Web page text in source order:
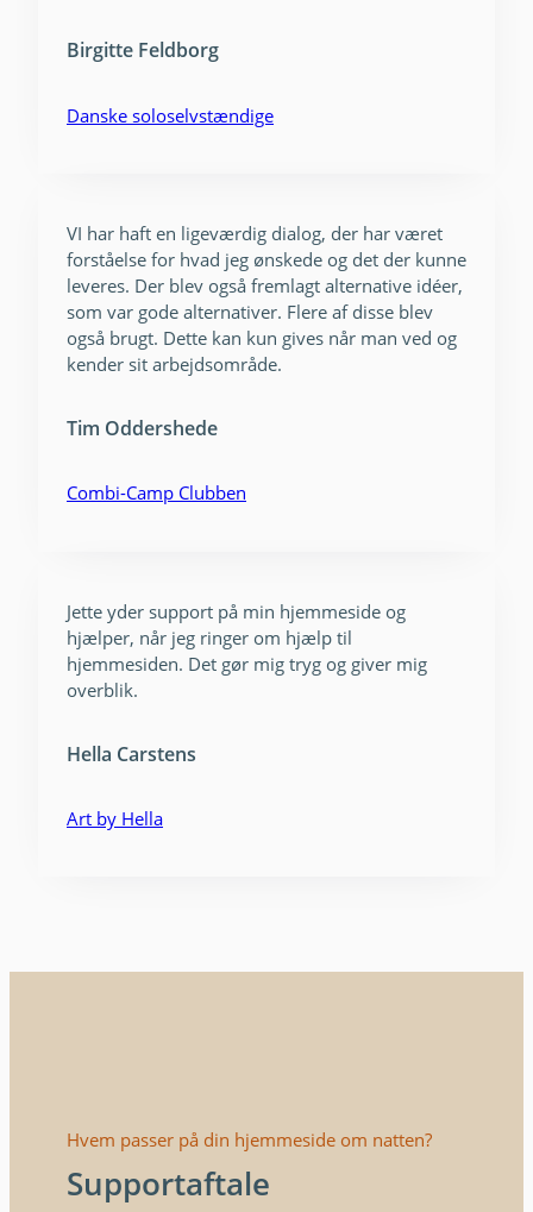
Birgitte Feldborg
Danske soloselvstændige
VI har haft en ligeværdig dialog, der har været
forståelse for hvad jeg ønskede og det der kunne
leveres. Der blev også fremlagt alternative idéer,
som var gode alternativer. Flere af disse blev
også brugt. Dette kan kun gives når man ved og
kender sit arbejdsområde.
Tim Oddershede
Combi-Camp Clubben
Jette yder support på min hjemmeside og
hjælper, når jeg ringer om hjælp til
hjemmesiden. Det gør mig tryg og giver mig
overblik.
Hella Carstens
Art by Hella
Hvem passer på din hjemmeside om natten?
Supportaftale